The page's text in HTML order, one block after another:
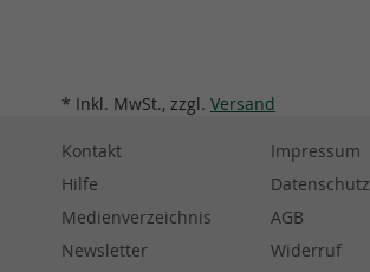
* Inkl. MwSt., zzgl. Versand
Kontakt
Hilfe
Medienverzeichnis
Newsletter
Impressum
Datenschutz
AGB
Widerruf